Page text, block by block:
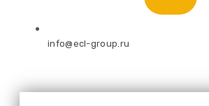
info@ecl-group.ru